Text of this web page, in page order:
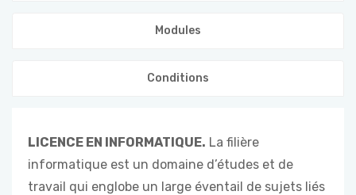
Modules
Conditions
LICENCE EN INFORMATIQUE. La filière
informatique est un domaine d’études et de
travail qui englobe un large éventail de sujets liés